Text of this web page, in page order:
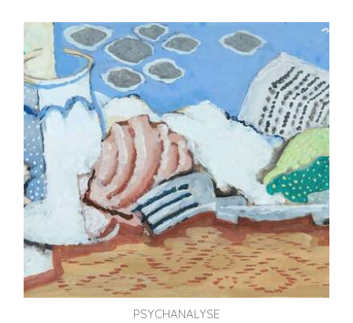
PSYCHANALYSE